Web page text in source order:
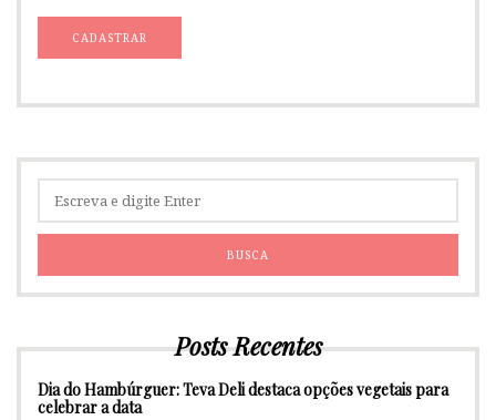
Posts Recentes
Dia do Hambúrguer: Teva Deli destaca opções vegetais para
celebrar a data